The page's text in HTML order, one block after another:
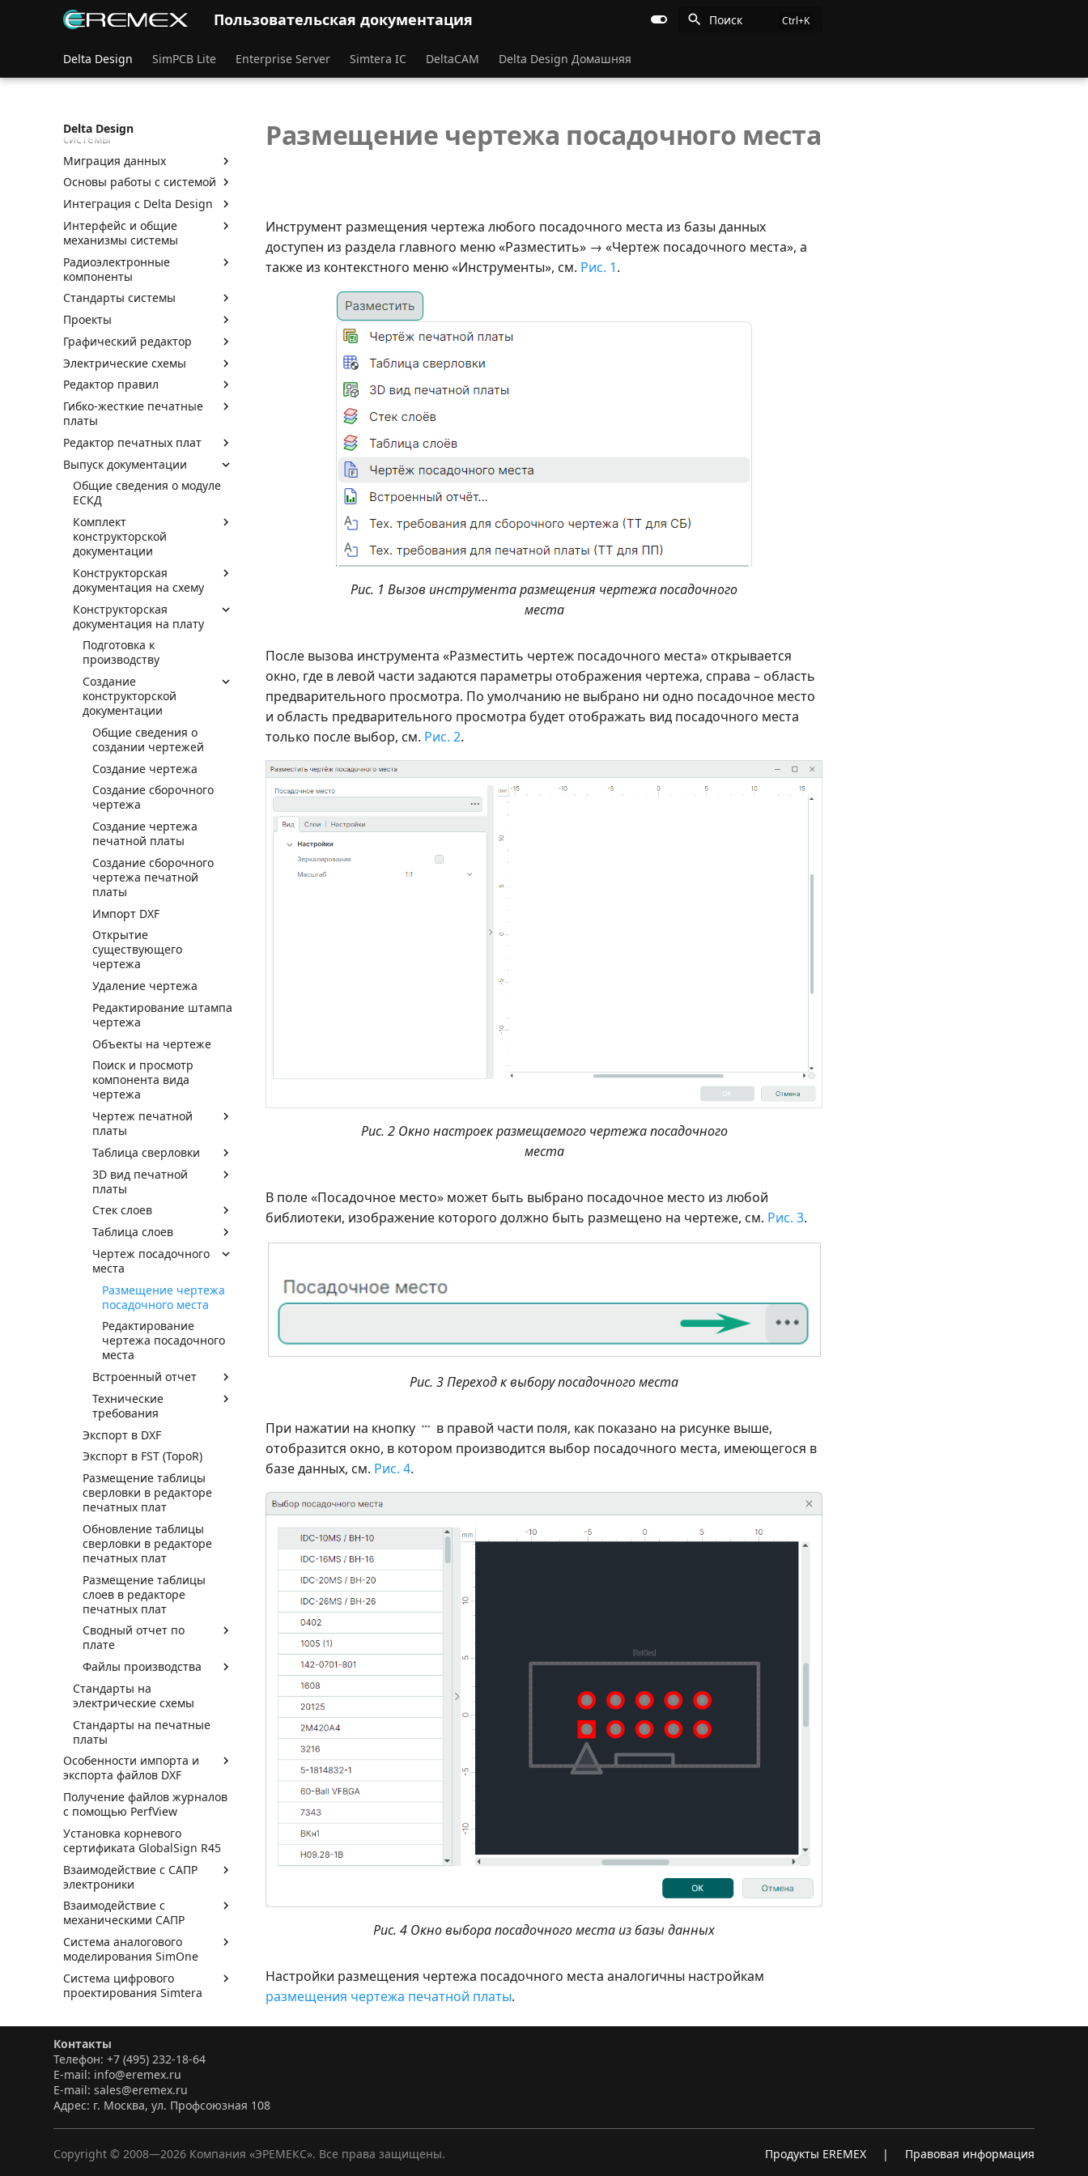
Пользовательская документация Поиск
Delta Design SimPCB Lite Enterprise Server Simtera IC DeltaCAM Delta Design Домашняя
Delta Design
Администрирование
системы
Миграция данных
Основы работы с системой
Интеграция с Delta Design
Интерфейс и общие
механизмы системы
Радиоэлектронные
компоненты
Стандарты системы
Проекты
Графический редактор
Электрические схемы
Редактор правил
Гибко-жесткие печатные
платы
Редактор печатных плат
Выпуск документации
Общие сведения о модуле
ЕСКД
Комплект
конструкторской
документации
Конструкторская
документация на схему
Конструкторская
документация на плату
Подготовка к
производству
Создание
конструкторской
документации
Общие сведения о
создании чертежей
Создание чертежа
Создание сборочного
чертежа
Создание чертежа
печатной платы
Создание сборочного
чертежа печатной
платы
Импорт DXF
Открытие
существующего
чертежа
Удаление чертежа
Редактирование штампа
чертежа
Объекты на чертеже
Поиск и просмотр
компонента вида
чертежа
Чертеж печатной
платы
Таблица сверловки
3D вид печатной
платы
Стек слоев
Таблица слоев
Чертеж посадочного
места
Размещение чертежа
посадочного места
Редактирование
чертежа посадочного
места
Встроенный отчет
Технические
требования
Экспорт в DXF
Экспорт в FST (TopoR)
Размещение таблицы
сверловки в редакторе
печатных плат
Обновление таблицы
сверловки в редакторе
печатных плат
Размещение таблицы
слоев в редакторе
печатных плат
Сводный отчет по
плате
Файлы производства
Стандарты на
электрические схемы
Стандарты на печатные
платы
Особенности импорта и
экспорта файлов DXF
Получение файлов журналов
с помощью PerfView
Установка корневого
сертификата GlobalSign R45
Взаимодействие с САПР
электроники
Взаимодействие с
механическими САПР
Система аналогового
моделирования SimOne
Система цифрового
проектирования Simtera
Размещение чертежа посадочного места
Инструмент размещения чертежа любого посадочного места из базы данных
доступен из раздела главного меню «Разместить» → «Чертеж посадочного места», а
также из контекстного меню «Инструменты», см. Рис. 1.
Рис. 1 Вызов инструмента размещения чертежа посадочного
места
После вызова инструмента «Разместить чертеж посадочного места» открывается
окно, где в левой части задаются параметры отображения чертежа, справа – область
предварительного просмотра. По умолчанию не выбрано ни одно посадочное место
и область предварительного просмотра будет отображать вид посадочного места
только после выбор, см. Рис. 2.
Рис. 2 Окно настроек размещаемого чертежа посадочного
места
В поле «Посадочное место» может быть выбрано посадочное место из любой
библиотеки, изображение которого должно быть размещено на чертеже, см. Рис. 3.
Рис. 3 Переход к выбору посадочного места
При нажатии на кнопку
в правой части поля, как показано на рисунке выше,
отобразится окно, в котором производится выбор посадочного места, имеющегося в
базе данных, см. Рис. 4.
Рис. 4 Окно выбора посадочного места из базы данных
Настройки размещения чертежа посадочного места аналогичны настройкам
размещения чертежа печатной платы.
Контакты
Телефон: +7 (495) 232-18-64
E-mail: info@eremex.ru
E-mail: sales@eremex.ru
Адрес: г. Москва, ул. Профсоюзная 108
Copyright © 2008—2026 Компания «ЭРЕМЕКС». Все права защищены. Продукты EREMEX | Правовая информация